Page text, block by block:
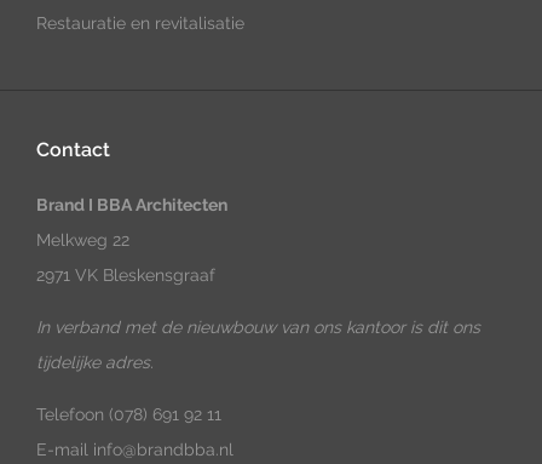
Restauratie en revitalisatie
Contact
Brand I BBA Architecten
Melkweg 22
2971 VK Bleskensgraaf
In verband met de nieuwbouw van ons kantoor is dit ons
tijdelijke adres.
Telefoon (078) 691 92 11
E-mail info@brandbba.nl